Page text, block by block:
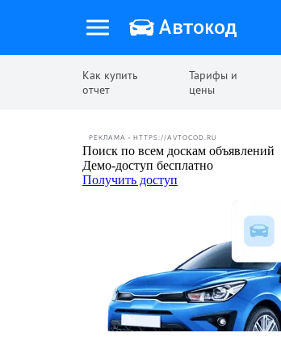
Как купить
отчет
Тарифы и
цены
РЕКЛАМА • HTTPS://AVTOCOD.RU